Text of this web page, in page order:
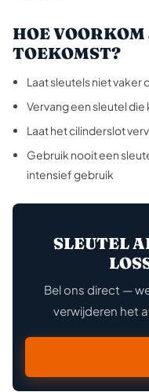
HOE
TOEKOMST?
Laat sleutels niet vaker
Vervang een sleutel
Laat het cilinderslot
Gebruik nooit een
intensief gebruik
SLEUTEL
Bel ons direct —
verwijderen het